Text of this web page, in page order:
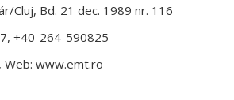
Cluj, Bd. 21 dec. 1989 nr. 116
+40-264-590825
Web: www.emt.ro